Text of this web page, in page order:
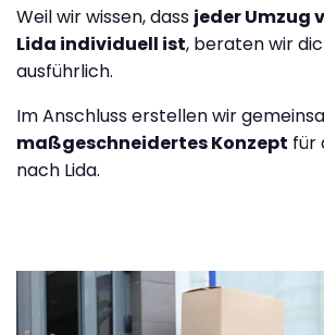
Weil wir wissen, dass jeder Umzug
Lida individuell ist, beraten wir
ausführlich.
Im Anschluss erstellen wir
maßgeschneidertes Konzept für
nach Lida.